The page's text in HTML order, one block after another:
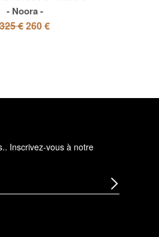
Noora
325 €260 €
Inscrivez-vous à notre